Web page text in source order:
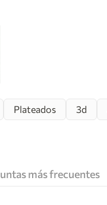
Plateados 3d
más frecuentes